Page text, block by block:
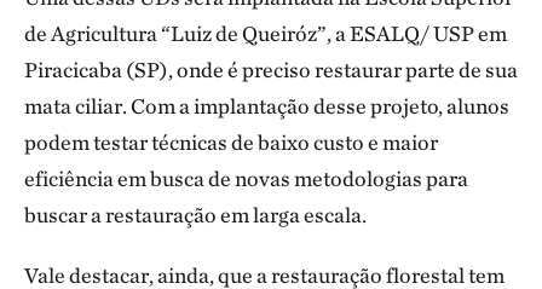
de Agricultura “Luiz de Queiróz”, a ESALQ/ USP em
Piracicaba (SP), onde é preciso restaurar parte de sua
mata ciliar. Com a implantação desse projeto, alunos
podem testar técnicas de baixo custo e maior
eficiência em busca de novas metodologias para
buscar a restauração em larga escala.
Vale destacar, ainda, que a restauração florestal tem